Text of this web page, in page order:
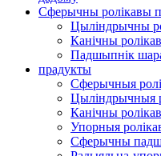
Сферычны ролікавы
Цыліндрычны
Канічны
Падшыпнік
прадукты
Сферычныя
Цыліндрычныя
Канічны
Упорныя
Сферычны